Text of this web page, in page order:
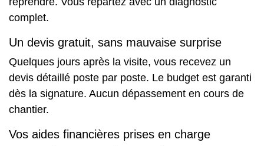
complet.
Un devis gratuit, sans mauvaise surprise
Quelques jours après la visite, vous recevez un
devis détaillé poste par poste. Le budget est garanti
dès la signature. Aucun dépassement en cours de
chantier.
Vos aides financières prises en charge